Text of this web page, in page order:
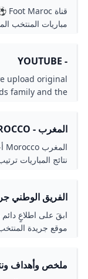
مباريات المنتخب
والمشاركة القارية
- YOUTUBE
upload original
family and the
نادي المغرب - ELBOTOLA - البطولة
نتائج المباريات
الفريق الوطني جريدة المنتخب
ابقَ على اطلاعٍ
موقع جريدة
ملخص وأهداف